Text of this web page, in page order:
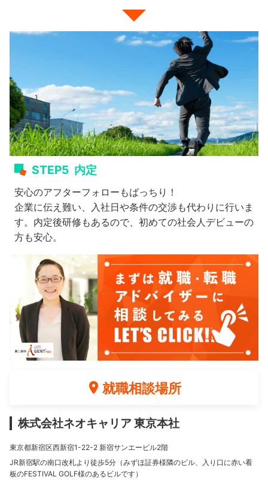
STEP5 内定
安心のアフターフォローもばっちり！
企業に伝え難い、入社日や条件の交渉も代わりに行いま
す。内定後研修もあるので、初めての社会人デビューの
方も安心。
就職相談場所
株式会社ネオキャリア 東京本社
東京都新宿区西新宿1-22-2 新宿サンエービル2階
JR新宿駅の南口改札より徒歩5分（みずほ証券様隣のビル、入り口に赤い看
板のFESTIVAL GOLF様のあるビルです）